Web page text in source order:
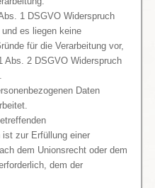
1 DSGVO Widerspruch
es liegen keine
für die Verarbeitung vor,
Abs. 2 DSGVO Widerspruch
Daten
ist zur Erfüllung einer
dem Unionsrecht oder dem
dem der